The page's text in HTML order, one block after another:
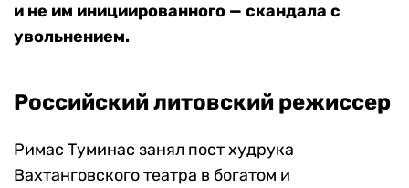
и не им инициированного — скандала с
увольнением.
Российский литовский режиссер
Римас Туминас занял пост худрука
Вахтанговского театра в богатом и